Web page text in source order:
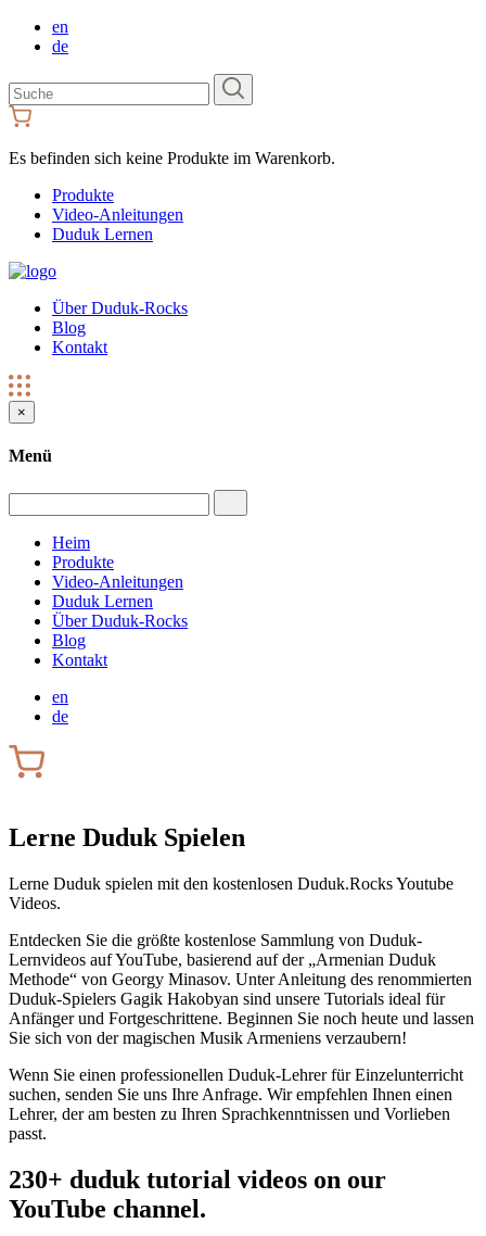
en
de
Suchen
Sie
nach:
Es befinden sich keine Produkte im Warenkorb.
Produkte
Video-Anleitungen
Duduk Lernen
Über Duduk-Rocks
Blog
Kontakt
×
Menü
Heim
Produkte
Video-Anleitungen
Duduk Lernen
Über Duduk-Rocks
Blog
Kontakt
en
de
Lerne Duduk Spielen
Lerne Duduk spielen mit den kostenlosen Duduk.Rocks Youtube
Videos.
Entdecken Sie die größte kostenlose Sammlung von Duduk-
Lernvideos auf YouTube, basierend auf der „Armenian Duduk
Methode“ von Georgy Minasov. Unter Anleitung des renommierten
Duduk-Spielers Gagik Hakobyan sind unsere Tutorials ideal für
Anfänger und Fortgeschrittene. Beginnen Sie noch heute und lassen
Sie sich von der magischen Musik Armeniens verzaubern!
Wenn Sie einen professionellen Duduk-Lehrer für Einzelunterricht
suchen, senden Sie uns Ihre Anfrage. Wir empfehlen Ihnen einen
Lehrer, der am besten zu Ihren Sprachkenntnissen und Vorlieben
passt.
230+ duduk tutorial videos on our
YouTube channel.